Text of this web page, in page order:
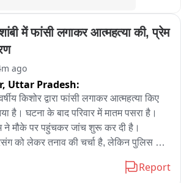
में फांसी लगाकर आत्महत्या की, प्रेम
ago
Uttar Pradesh:
किशोर द्वारा फांसी लगाकर आत्महत्या किए
है। घटना के बाद परिवार में मातम पसरा है।
ने मौके पर पहुंचकर जांच शुरू कर दी है।
को लेकर तनाव की चर्चा है, लेकिन पुलिस सभी
Report